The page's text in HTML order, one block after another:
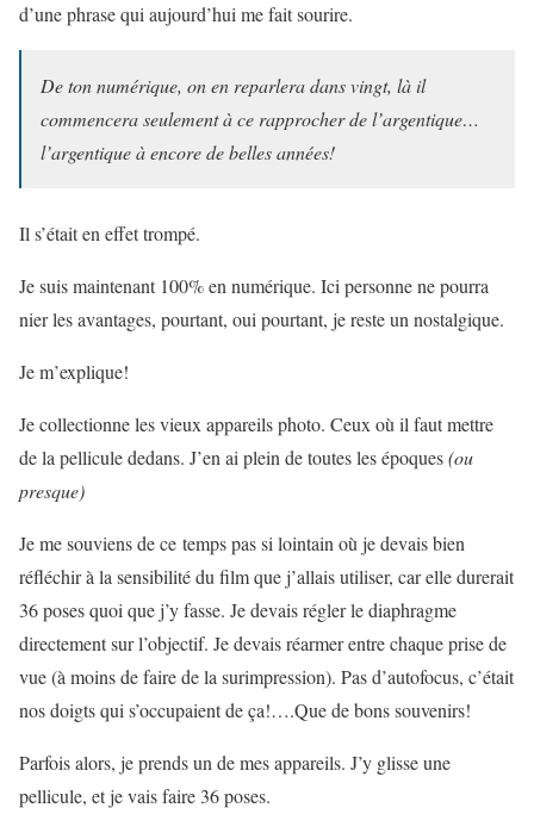
d’une phrase qui aujourd’hui me fait sourire.
De ton numérique, on en reparlera dans vingt, là il
commencera seulement à ce rapprocher de l’argentique…
l’argentique à encore de belles années!
Il s’était en effet trompé.
Je suis maintenant 100% en numérique. Ici personne ne pourra
nier les avantages, pourtant, oui pourtant, je reste un nostalgique.
Je m’explique!
Je collectionne les vieux appareils photo. Ceux où il faut mettre
de la pellicule dedans. J’en ai plein de toutes les époques(ou
presque)
Je me souviens de ce temps pas si lointain où je devais bien
réfléchir à la sensibilité du film que j’allais utiliser, car elle durerait
36 poses quoi que j’y fasse. Je devais régler le diaphragme
directement sur l’objectif. Je devais réarmer entre chaque prise de
vue (à moins de faire de la surimpression). Pas d’autofocus, c’était
nos doigts qui s’occupaient de ça!….Que de bons souvenirs!
Parfois alors, je prends un de mes appareils. J’y glisse une
pellicule, et je vais faire 36 poses.